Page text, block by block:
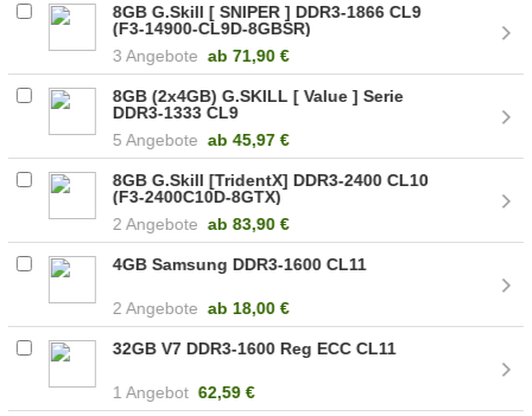
8GB G.Skill [ SNIPER ] DDR3-1866 CL9
(F3-14900-CL9D-8GBSR)
3 Angebote ab 71,90 €
8GB (2x4GB) G.SKILL [ Value ] Serie
DDR3-1333 CL9
5 Angebote ab45,97 €
8GB G.Skill [TridentX] DDR3-2400 CL10
(F3-2400C10D-8GTX)
2 Angebote ab 83,90 €
4GB Samsung DDR3-1600 CL11
2 Angebote ab 18,00 €
32GB V7 DDR3-1600 Reg ECC CL11
1 Angebot 62,59 €